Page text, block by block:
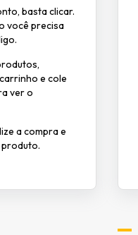
basta clicar.
você precisa
e cole
ver o
a compra e